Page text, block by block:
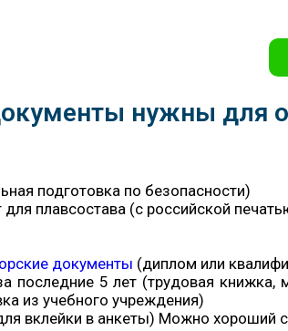
нужны для
подготовка по безопасности)
плавсостава (с российской
документы (диплом или
последние 5 лет (трудовая
из учебного учреждения)
вклейки в анкеты) Можно хороший